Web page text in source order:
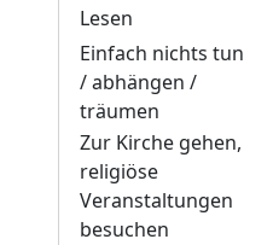
Lesen
Einfach nichts tun
/ abhängen /
träumen
Zur Kirche gehen,
religiöse
Veranstaltungen
besuchen